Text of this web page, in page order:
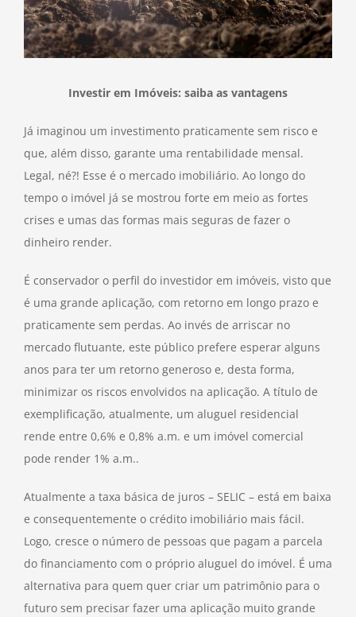
Investir em Imóveis: saiba as vantagens
Já imaginou um investimento praticamente sem risco e
que, além disso, garante uma rentabilidade mensal.
Legal, né?! Esse é o mercado imobiliário. Ao longo do
tempo o imóvel já se mostrou forte em meio as fortes
crises e umas das formas mais seguras de fazer o
dinheiro render.
É conservador o perfil do investidor em imóveis, visto que
é uma grande aplicação, com retorno em longo prazo e
praticamente sem perdas. Ao invés de arriscar no
mercado flutuante, este público prefere esperar alguns
anos para ter um retorno generoso e, desta forma,
minimizar os riscos envolvidos na aplicação. A título de
exemplificação, atualmente, um aluguel residencial
rende entre 0,6% e 0,8% a.m. e um imóvel comercial
pode render 1% a.m..
Atualmente a taxa básica de juros – SELIC – está em baixa
e consequentemente o crédito imobiliário mais fácil.
Logo, cresce o número de pessoas que pagam a parcela
do financiamento com o próprio aluguel do imóvel. É uma
alternativa para quem quer criar um patrimônio para o
futuro sem precisar fazer uma aplicação muito grande